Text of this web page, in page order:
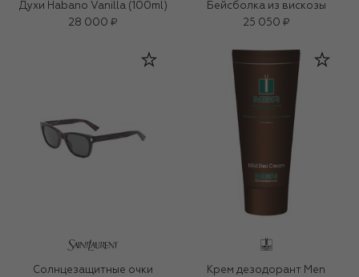
Духи Habano Vanilla (100ml)
28 000 ₽
Бейсболка из вискозы
25 050 ₽
Солнцезащитные очки
Крем дезодорант Men